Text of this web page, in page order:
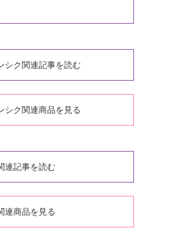
シク関連記事を読む
シク関連商品を見る
連記事を読む
連商品を見る